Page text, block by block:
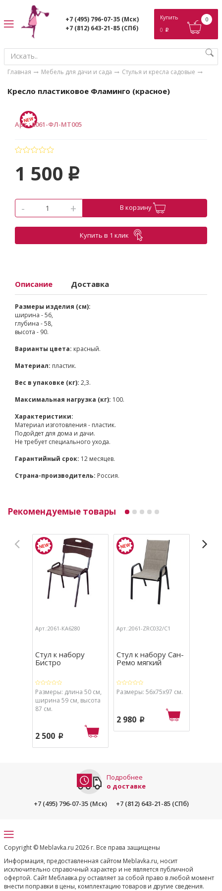
+7 (495) 796-07-35 (Мск)
+7 (812) 643-21-85 (СПб)
Купить
0 p
0
Главная Мебель для дачи и сада Стулья и кресла садовые
Кресло пластиковое Фламинго (красное)
Арт.:2061-ФЛ-МТ005
1 500 p
- + В корзину
Купить в 1 клик
Описание Доставка
Размеры изделия (см):
ширина - 56,
глубина - 58,
высота - 90.
Варианты цвета: красный.
Материал: пластик.
Вес в упаковке (кг): 2,3.
Максимальная нагрузка (кг): 100.
Характеристики:
Материал изготовления - пластик.
Подойдет для дома и дачи.
Не требует специального ухода.
Гарантийный срок: 12 месяцев.
Страна-производитель: Россия.
Рекомендуемые товары
Арт.:2061-КА6280
Стул к набору
Бистро
Размеры: длина 50 см,
ширина 59 см, высота
87 см.
2 500 p
Арт.:2061-ZRC032/С1
Стул к набору Сан-
Ремо мягкий
Размеры: 56х75х97 см.
2 980 p
Подробнее
о доставке
+7 (495) 796-07-35 (Мск)
+7 (812) 643-21-85 (СПб)
Copyright © Meblavka.ru 2026 г. Все права защищены
Информация, предоставленная сайтом Meblavka.ru, носит
исключительно справочный характер и не является публичной
офертой. Сайт Меблавка.ру оставляет за собой право в любой момент
внести поправки в цены, комплектацию товаров и другие сведения.